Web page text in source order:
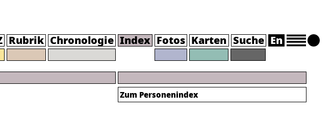
Rubrik Chronologie Index Fotos Karten Suche En
Zum Personenindex